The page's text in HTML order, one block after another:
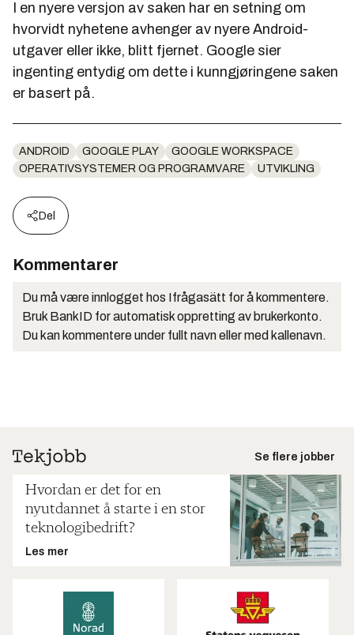
I en nyere versjon av saken har en setning om
hvorvidt nyhetene avhenger av nyere Android-
utgaver eller ikke, blitt fjernet. Google sier
ingenting entydig om dette i kunngjøringene saken
er basert på.
ANDROID GOOGLE PLAY
GOOGLE WORKSPACE
OPERATIVSYSTEMER OG PROGRAMVARE
UTVIKLING
Del
Kommentarer
Du må være innlogget hos Ifrågasätt for å kommentere.
Bruk BankID for automatisk oppretting av brukerkonto.
Du kan kommentere under fullt navn eller med kallenavn.
Se flere jobber
Hvordan er det for en
nyutdannet å starte i en stor
teknologibedrift?
Les mer